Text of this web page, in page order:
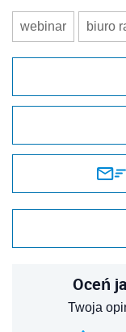
webinar biuro
Oceń
Twoja